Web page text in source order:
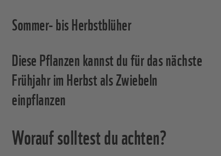
Sommer- bis Herbstblüher
Diese Pflanzen kannst du für das nächste
Frühjahr im Herbst als Zwiebeln
einpflanzen
Worauf solltest du achten?